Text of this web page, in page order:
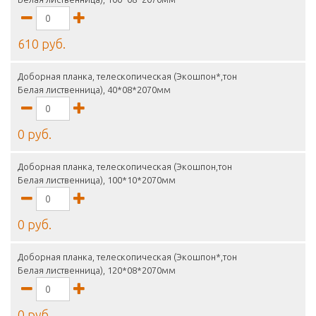
610 руб.
Доборная планка, телескопическая (Экошпон*,тон
Белая лиственница), 40*08*2070мм
0 руб.
Доборная планка, телескопическая (Экошпон,тон
Белая лиственница), 100*10*2070мм
0 руб.
Доборная планка, телескопическая (Экошпон*,тон
Белая лиственница), 120*08*2070мм